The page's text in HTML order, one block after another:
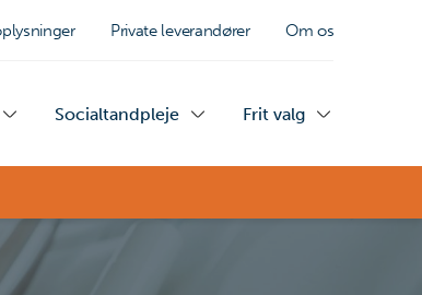
Private leverandører Om os
Socialtandpleje Frit valg